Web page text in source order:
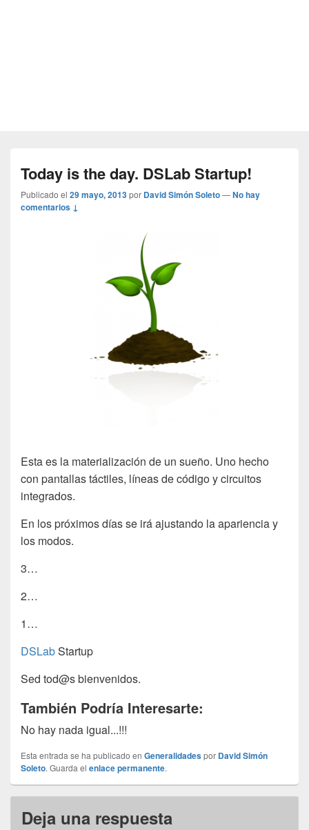
Today is the day. DSLab Startup!
Publicado el 29 mayo, 2013por David Simón Soleto—No hay
comentarios ↓
Esta es la materialización de un sueño. Uno hecho
con pantallas táctiles, líneas de código y circuitos
integrados.
En los próximos días se irá ajustando la apariencia y
los modos.
3…
2…
1…
DSLabStartup
Sed tod@s bienvenidos.
También Podría Interesarte:
No hay nada igual...!!!
Esta entrada se ha publicado en Generalidadespor David Simón
Soleto. Guarda el enlace permanente.
Deja una respuesta